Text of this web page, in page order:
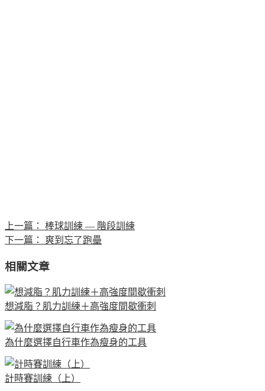
上一篇：
棒球訓練 — 階段訓練
下一篇：
爽到忘了跑壘
相關文章
想減脂？肌力訓練＋高強度間歇衝刺
為什麼選擇自行車作為瘦身的工具
計時賽訓練（上）